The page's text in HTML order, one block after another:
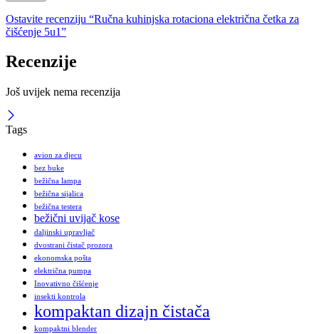
Ostavite recenziju “Ručna kuhinjska rotaciona električna četka za
čišćenje 5u1”
Recenzije
Još uvijek nema recenzija
Tags
avion za djecu
bez buke
bežična lampa
bežična sijalica
bežična testera
bežični uvijač kose
daljinski upravljač
dvostrani čistač prozora
ekonomska pošta
električna pumpa
Inovativno čišćenje
insekti kontrola
kompaktan dizajn čistača
kompaktni blender